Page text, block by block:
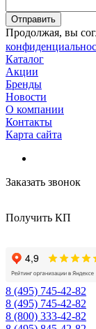
Продолжая, вы
Каталог
Акции
Бренды
Новости
О компании
Контакты
Карта сайта
Заказать звонок
Получить КП
8 (495) 745-42-82
8 (495) 745-42-82
8 (800) 333-42-82